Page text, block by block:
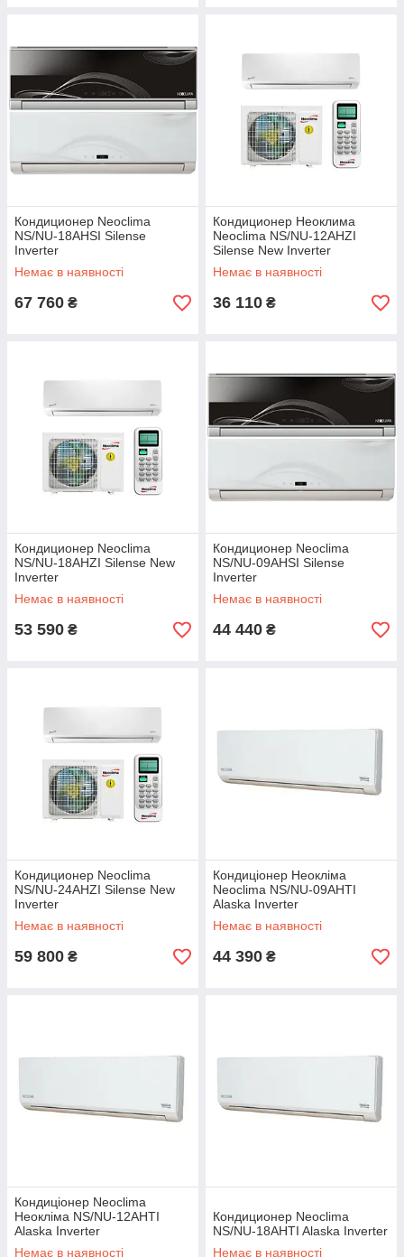
Кондиционер Neoclima
NS/NU-18AHSI Silense
Inverter
Немає в наявності
67 760 ₴
Кондиционер Неоклима
Neoclima NS/NU-12AHZI
Silense New Inverter
Немає в наявності
36 110 ₴
Кондиционер Neoclima
NS/NU-18AHZI Silense New
Inverter
Немає в наявності
53 590 ₴
Кондиционер Neoclima
NS/NU-09AHSI Silense
Inverter
Немає в наявності
44 440 ₴
Кондиционер Neoclima
NS/NU-24AHZI Silense New
Inverter
Немає в наявності
59 800 ₴
Кондиціонер Неокліма
Neoclima NS/NU-09AHTI
Alaska Inverter
Немає в наявності
44 390 ₴
Кондиціонер Neoclima
Неокліма NS/NU-12AHTI
Alaska Inverter
Немає в наявності
Кондиционер Neoclima
NS/NU-18AHTI Alaska Inverter
Немає в наявності